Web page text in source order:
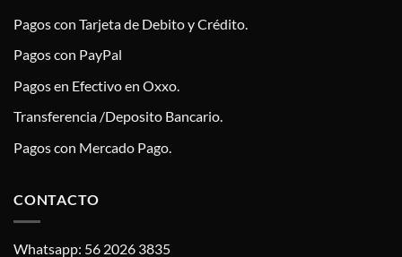
Pagos con Tarjeta de Debito y Crédito.
Pagos con PayPal
Pagos en Efectivo en Oxxo.
Transferencia /Deposito Bancario.
Pagos con Mercado Pago.
CONTACTO
Whatsapp: 56 2026 3835